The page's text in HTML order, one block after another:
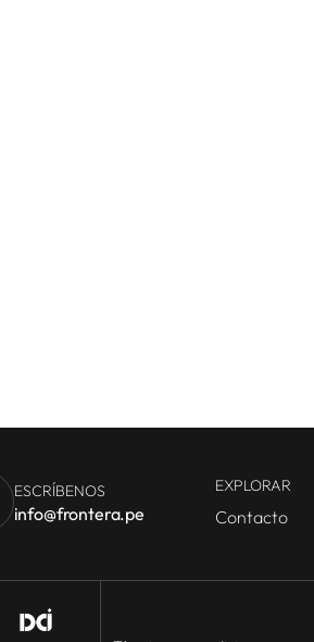
info@frontera.pe
ESCRÍBENOS EXPLORAR
Contacto